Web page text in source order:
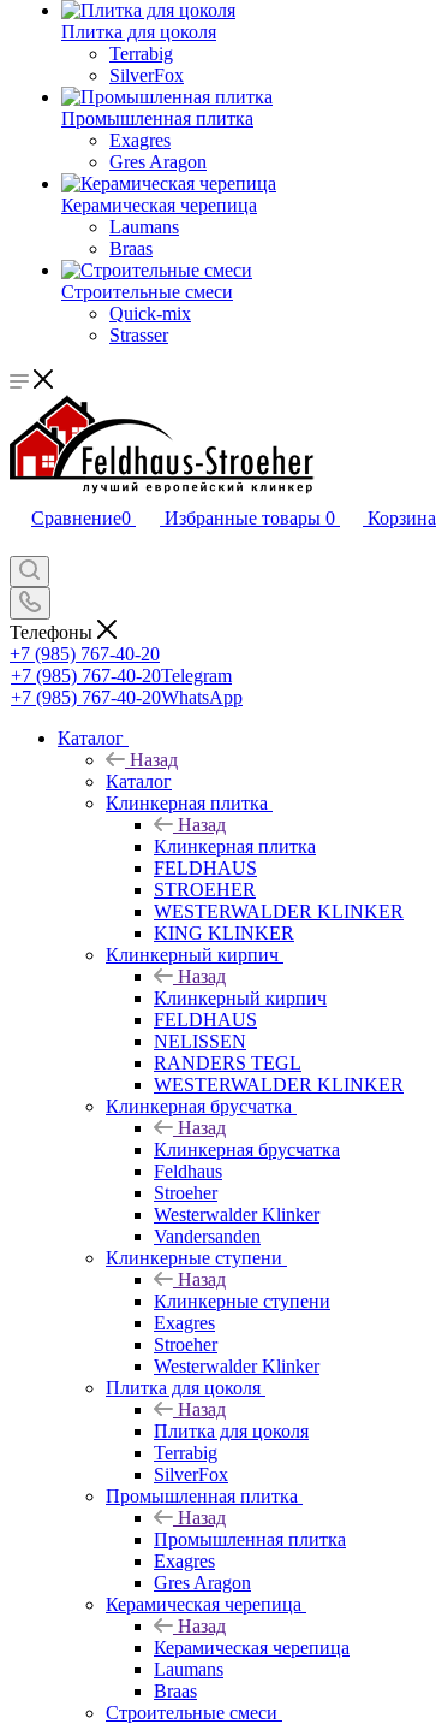
Плитка для цоколя
Terrabig
SilverFox
Промышленная плитка
Exagres
Gres Aragon
Керамическая черепица
Laumans
Braas
Строительные смеси
Quick-mix
Strasser
Сравнение0 Избранные товары 0 Корзина
Телефоны
+7 (985) 767-40-20
+7 (985) 767-40-20Telegram
+7 (985) 767-40-20WhatsApp
Каталог
Назад
Каталог
Клинкерная плитка
Назад
Клинкерная плитка
FELDHAUS
STROEHER
WESTERWALDER KLINKER
KING KLINKER
Клинкерный кирпич
Назад
Клинкерный кирпич
FELDHAUS
NELISSEN
RANDERS TEGL
WESTERWALDER KLINKER
Клинкерная брусчатка
Назад
Клинкерная брусчатка
Feldhaus
Stroeher
Westerwalder Klinker
Vandersanden
Клинкерные ступени
Назад
Клинкерные ступени
Exagres
Stroeher
Westerwalder Klinker
Плитка для цоколя
Назад
Плитка для цоколя
Terrabig
SilverFox
Промышленная плитка
Назад
Промышленная плитка
Exagres
Gres Aragon
Керамическая черепица
Назад
Керамическая черепица
Laumans
Braas
Строительные смеси